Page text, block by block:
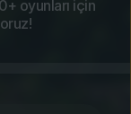
oyunları için